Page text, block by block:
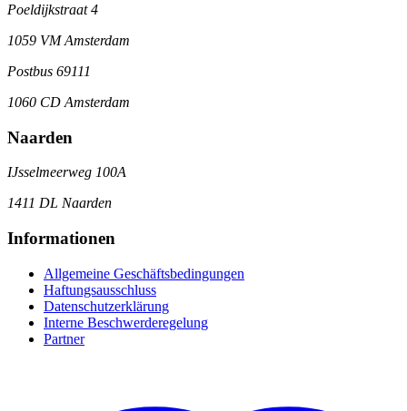
Poeldijkstraat 4
1059 VM Amsterdam
Postbus 69111
1060 CD Amsterdam
Naarden
IJsselmeerweg 100A
1411 DL Naarden
Informationen
Allgemeine Geschäftsbedingungen
Haftungsausschluss
Datenschutzerklärung
Interne Beschwerderegelung
Partner